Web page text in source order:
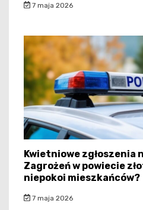
7 maja 2026
Kwietniowe zgłoszenia
Zagrożeń w powiecie
niepokoi mieszkańców?
7 maja 2026